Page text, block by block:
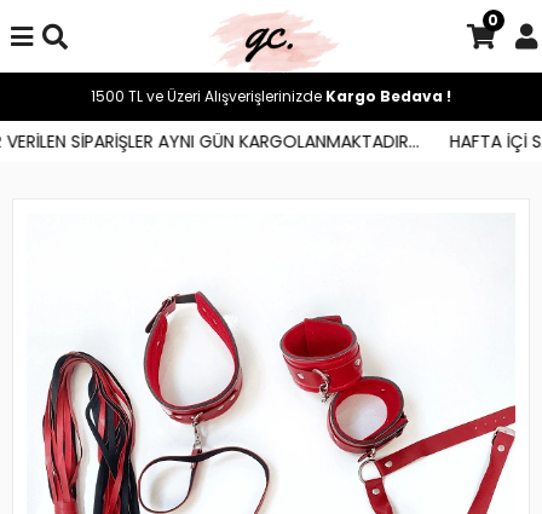
SİPARİŞLER AYNI GÜN KARGOLANMAKTADIR... HAFTA İÇİ
0
1500 TL ve Üzeri Alışverişlerinizde Kargo Bedava !